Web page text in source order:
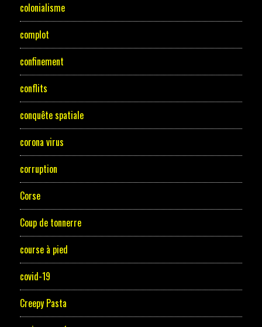
colonialisme
complot
confinement
conflits
conquête spatiale
corona virus
corruption
Corse
Coup de tonnerre
course à pied
covid-19
Creepy Pasta